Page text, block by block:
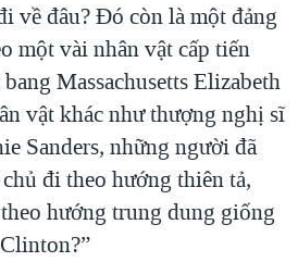
về đâu? Đó còn là một đảng
một vài nhân vật cấp tiến
Massachusetts Elizabeth
vật khác như thượng nghị sĩ
Sanders, những người đã
đi theo hướng thiên tả,
hướng trung dung giống